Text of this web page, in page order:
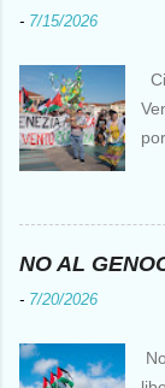
- 7/15/2026
le
NO AL
- 7/20/2026